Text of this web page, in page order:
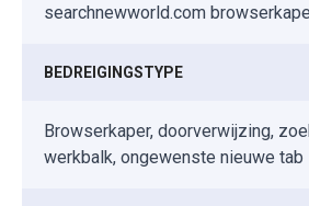
searchnewworld.com
BEDREIGINGSTYPE
Browserkaper, doorverwijzing,
werkbalk, ongewenste nieuwe tab